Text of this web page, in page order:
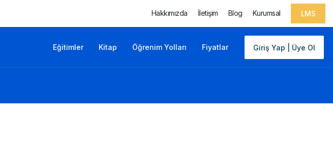
Hakkımızda İletişim Blog Kurumsal LMS
Giriş Yap | Üye Ol
Eğitimler Kitap Öğrenim Yolları Fiyatlar